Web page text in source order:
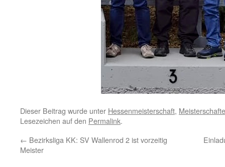
Dieser Beitrag wurde unter Hessenmeisterschaft,
Lesezeichen auf den Permalink.
← Bezirksliga KK: SV Wallenrod 2 ist vorzeitig
Meister